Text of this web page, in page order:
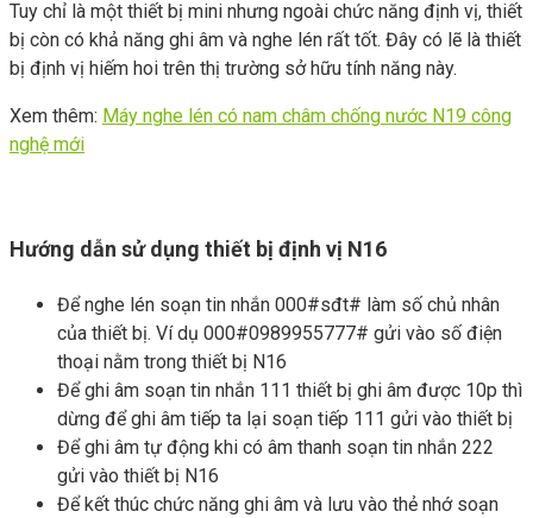
Tuy chỉ là một thiết bị mini nhưng ngoài chức năng định vị, thiết
bị còn có khả năng ghi âm và nghe lén rất tốt. Đây có lẽ là thiết
bị định vị hiếm hoi trên thị trường sở hữu tính năng này.
Xem thêm: Máy nghe lén có nam châm chống nước N19 công
nghệ mới
Hướng dẫn sử dụng thiết bị định vị N16
Để nghe lén soạn tin nhắn 000#sđt# làm số chủ nhân
của thiết bị. Ví dụ 000#0989955777# gửi vào số điện
thoại nằm trong thiết bị N16
Để ghi âm soạn tin nhắn 111 thiết bị ghi âm được 10p thì
dừng để ghi âm tiếp ta lại soạn tiếp 111 gửi vào thiết bị
Để ghi âm tự động khi có âm thanh soạn tin nhắn 222
gửi vào thiết bị N16
Để kết thúc chức năng ghi âm và lưu vào thẻ nhớ soạn